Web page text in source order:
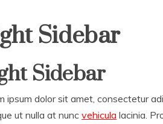
Sidebar
Sidebar
ipsum dolor sit amet, consectetur
ut nulla at nunc vehicula lacinia.